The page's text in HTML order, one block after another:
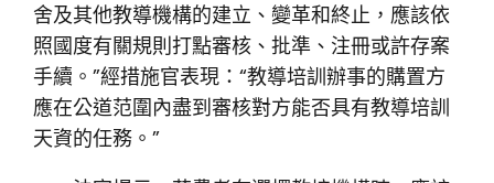
舍及其他教導機構的建立、變革和終止，應該依
照國度有關規則打點審核、批準、注冊或許存案
手續。”經措施官表現：“教導培訓辦事的購置方
應在公道范圍內盡到審核對方能否具有教導培訓
天資的任務。”